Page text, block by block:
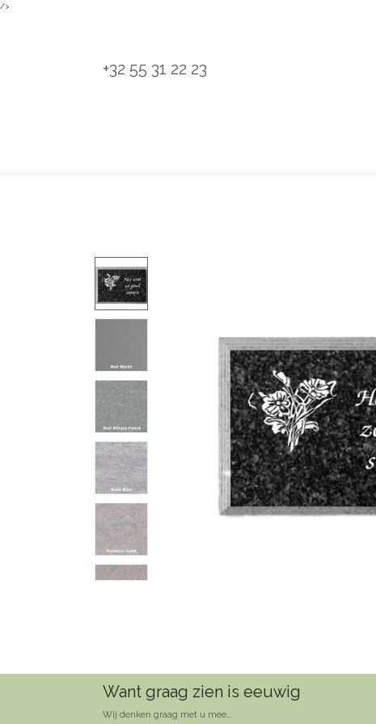
/>
+32 55 31 22 23
Want graag zien is eeuwig
Wij denken graag met u mee...